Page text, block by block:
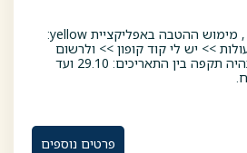
, מימוש ההטבה באפליקציית yellow:
>> יש לי קוד קופון >> ולרשום
חודש התיירות. ההטבה תהיה תקפה בין התאריכים: 29.10 ועד
פרטים נוספים